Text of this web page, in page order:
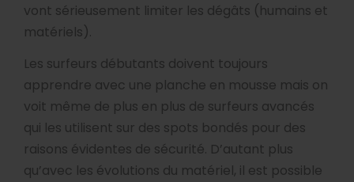
vont sérieusement limiter les dégâts (humains et
matériels).
Les surfeurs débutants doivent toujours
apprendre avec une planche en mousse mais on
voit même de plus en plus de surfeurs avancés
qui les utilisent sur des spots bondés pour des
raisons évidentes de sécurité. D’autant plus
qu’avec les évolutions du matériel, il est possible